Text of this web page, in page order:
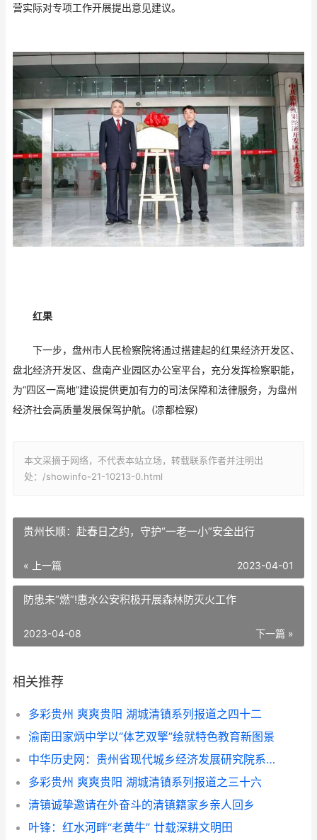
营实际对专项工作开展提出意见建议。
红果
下一步，盘州市人民检察院将通过搭建起的红果经济开发区、
盘北经济开发区、盘南产业园区办公室平台，充分发挥检察职能，
为“四区一高地”建设提供更加有力的司法保障和法律服务，为盘州
经济社会高质量发展保驾护航。(凉都检察)
本文采摘于网络，不代表本站立场，转载联系作者并注明出
处：/showinfo-21-10213-0.html
贵州长顺：赴春日之约，守护“一老一小”安全出行
« 上一篇 2023-04-01
防患未“燃”!惠水公安积极开展森林防灭火工作
下一篇 »
2023-04-08
相关推荐
多彩贵州 爽爽贵阳 湖城清镇系列报道之四十二
渝南田家炳中学以“体艺双擎”绘就特色教育新图景
中华历史网：贵州省现代城乡经济发展研究院系列报道之一
多彩贵州 爽爽贵阳 湖城清镇系列报道之三十六
清镇诚挚邀请在外奋斗的清镇籍家乡亲人回乡
叶锋：红水河畔“老黄牛” 廿载深耕文明田